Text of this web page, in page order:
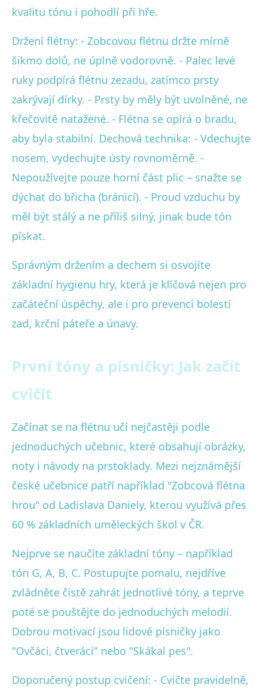
kvalitu tónu i pohodlí při hře.
Držení flétny: - Zobcovou flétnu držte mírně
šikmo dolů, ne úplně vodorovně. - Palec levé
ruky podpírá flétnu zezadu, zatímco prsty
zakrývají dírky. - Prsty by měly být uvolněné, ne
křečovitě natažené. - Flétna se opírá o bradu,
aby byla stabilní. Dechová technika: - Vdechujte
nosem, vydechujte ústy rovnoměrně. -
Nepoužívejte pouze horní část plic – snažte se
dýchat do břicha (bránicí). - Proud vzduchu by
měl být stálý a ne příliš silný, jinak bude tón
pískat.
Správným držením a dechem si osvojíte
základní hygienu hry, která je klíčová nejen pro
začáteční úspěchy, ale i pro prevenci bolestí
zad, krční páteře a únavy.
První tóny a písničky: Jak začít
cvičit
Začínat se na flétnu učí nejčastěji podle
jednoduchých učebnic, které obsahují obrázky,
noty i návody na prstoklady. Mezi nejznámější
české učebnice patří například "Zobcová flétna
hrou" od Ladislava Daniely, kterou využívá přes
60 % základních uměleckých škol v ČR.
Nejprve se naučíte základní tóny – například
tón G, A, B, C. Postupujte pomalu, nejdříve
zvládněte čistě zahrát jednotlivé tóny, a teprve
poté se pouštějte do jednoduchých melodií.
Dobrou motivací jsou lidové písničky jako
"Ovčáci, čtveráci" nebo "Skákal pes".
Doporučený postup cvičení: - Cvičte pravidelně,